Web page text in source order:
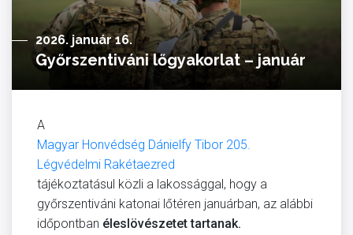
2026. január 16.
Győrszentiváni lőgyakorlat – január
A
Magyar Honvédség Dánielfy Tibor 205.
Légvédelmi Rakétaezred
tájékoztatásul közli a lakossággal, hogy a
győrszentiváni katonai lőtéren januárban, az alábbi
időpontban éleslövészetet tartanak.